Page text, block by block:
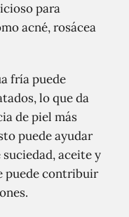
para
acné, rosácea
fría puede
lo que da
de piel más
puede ayudar
aceite y
puede contribuir